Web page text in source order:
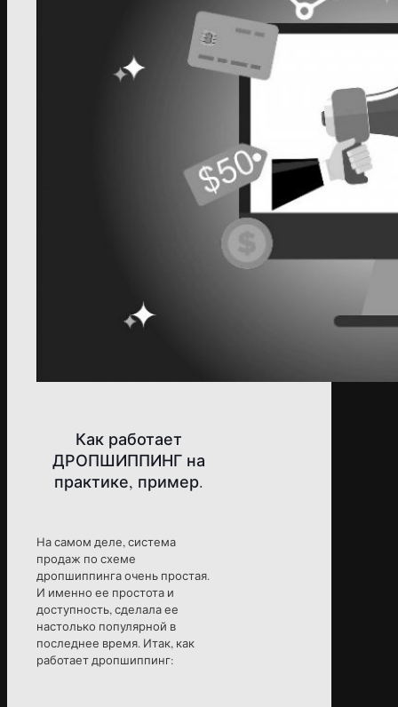
Как работает
ДРОПШИППИНГ на
практике, пример.
На самом деле, система
продаж по схеме
дропшиппинга очень простая.
И именно ее простота и
доступность, сделала ее
настолько популярной в
последнее время. Итак, как
работает дропшиппинг: